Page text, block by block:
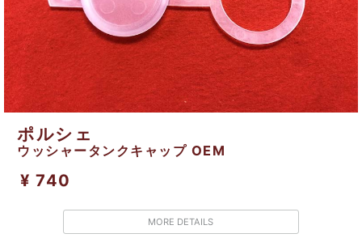
ポルシェ
ウッシャータンクキャップ OEM
¥ 740
MORE DETAILS